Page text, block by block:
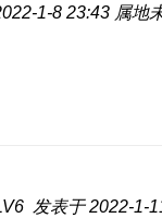
1-8 23:43 属地
发表于 2022-1-